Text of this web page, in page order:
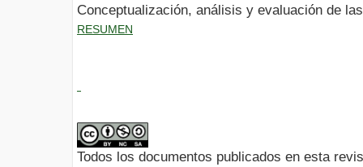
Conceptualización, análisis y evaluación de
RESUMEN
Todos los documentos publicados en esta